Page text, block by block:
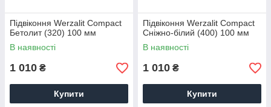
Підвіконня Werzalit Compact
Бетолит (320) 100 мм
В наявності
1 010 ₴
Купити
Підвіконня Werzalit Compact
Сніжно-білий (400) 100 мм
В наявності
1 010 ₴
Купити